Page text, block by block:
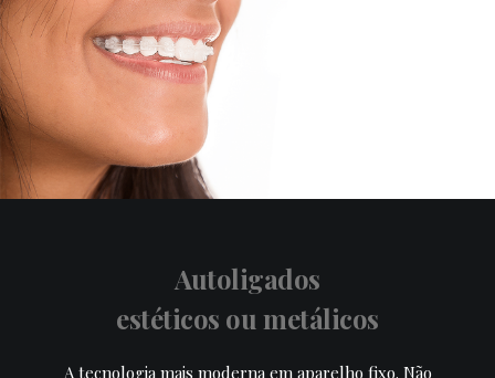
Autoligados
estéticos ou metálicos
A tecnologia mais moderna em aparelho fixo. Não